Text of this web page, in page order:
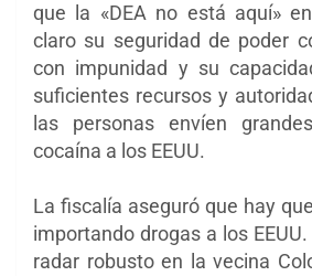
que la «DEA no está aquí»
claro su seguridad de poder
con impunidad y su
suficientes recursos y
las personas envíen
cocaína a los EEUU.
La fiscalía aseguró que hay
importando drogas a los
radar robusto en la vecina